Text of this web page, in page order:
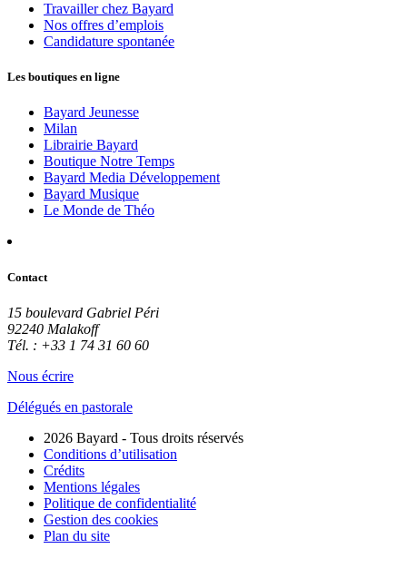
Travailler chez Bayard
Nos offres d’emplois
Candidature spontanée
Les boutiques en ligne
Bayard Jeunesse
Milan
Librairie Bayard
Boutique Notre Temps
Bayard Media Développement
Bayard Musique
Le Monde de Théo
Contact
15 boulevard Gabriel Péri
92240 Malakoff
Tél. : +33 1 74 31 60 60
Nous écrire
Délégués en pastorale
2026 Bayard - Tous droits réservés
Conditions d’utilisation
Crédits
Mentions légales
Politique de confidentialité
Gestion des cookies
Plan du site